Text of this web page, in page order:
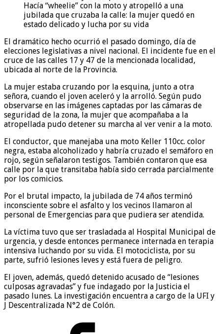
Hacía “wheelie” con la moto y atropelló a una
jubilada que cruzaba la calle: la mujer quedó en
estado delicado y lucha por su vida
El dramático hecho ocurrió el pasado domingo, día de
elecciones legislativas a nivel nacional. El incidente fue en el
cruce de las calles 17 y 47 de la mencionada localidad,
ubicada al norte de la Provincia.
La mujer estaba cruzando por la esquina, junto a otra
señora, cuando el joven aceleró y la arrolló. Según pudo
observarse en las imágenes captadas por las cámaras de
seguridad de la zona, la mujer que acompañaba a la
atropellada pudo detener su marcha al ver venir a la moto.
El conductor, que manejaba una moto Keller 110cc. color
negra, estaba alcoholizado y habría cruzado el semáforo en
rojo, según señalaron testigos. También contaron que esa
calle por la que transitaba había sido cerrada parcialmente
por los comicios.
Por el brutal impacto, la jubilada de 74 años terminó
inconsciente sobre el asfalto y los vecinos llamaron al
personal de Emergencias para que pudiera ser atendida.
La víctima tuvo que ser trasladada al Hospital Municipal de
urgencia, y desde entonces permanece internada en terapia
intensiva luchando por su vida. El motociclista, por su
parte, sufrió lesiones leves y está fuera de peligro.
El joven, además, quedó detenido acusado de “lesiones
culposas agravadas” y fue indagado por la Justicia el
pasado lunes. La investigación encuentra a cargo de la UFI y
J Descentralizada N°2 de Colón.